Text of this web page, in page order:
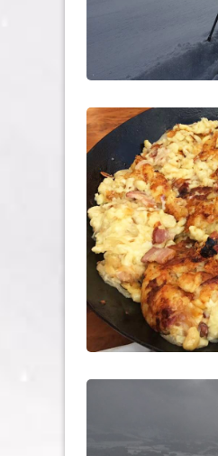
einen
sind nicht im
Tourverlauf:
Die
dieser Seite die
direkt in der
Wichtig:
Der Preis
Bedingungen
zu buchen und